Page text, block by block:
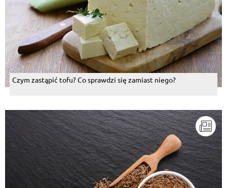
Czym zastąpić tofu? Co sprawdzi się zamiast niego?